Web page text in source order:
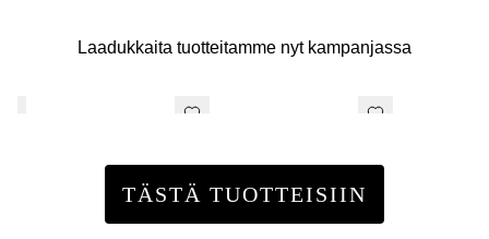
Laadukkaita tuotteitamme nyt kampanjassa
TÄSTÄ TUOTTEISIIN